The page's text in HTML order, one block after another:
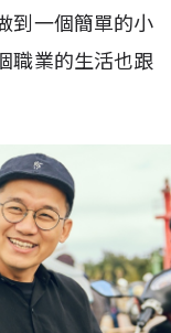
到一個簡單的小
職業的生活也跟